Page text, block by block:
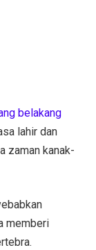
belakang
lahir dan
zaman kanak-
memberi